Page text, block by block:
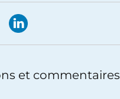
et commentaires